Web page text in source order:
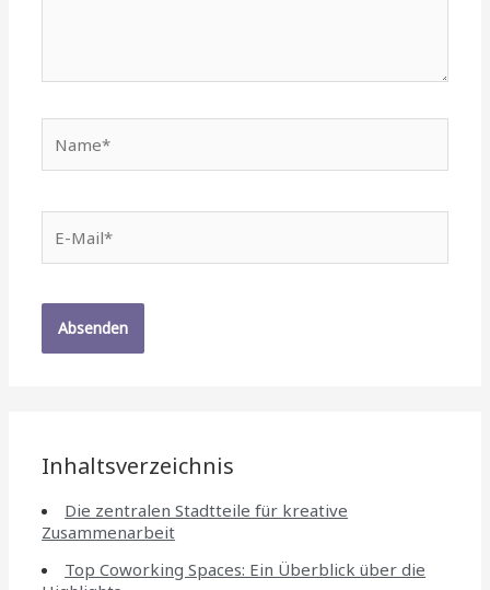
Mail*
Inhaltsverzeichnis
Die zentralen Stadtteile für kreative
Zusammenarbeit
Top Coworking Spaces: Ein Überblick über die